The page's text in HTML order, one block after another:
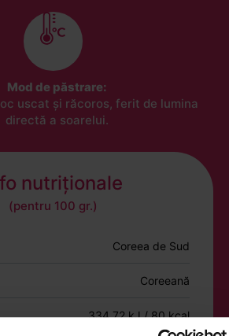
Mod de păstrare:
uscat și răcoros, ferit de lumina
directă a soarelui.
nutriționale
(pentru 100 gr.)
Coreea de Sud
Coreeană
334.72 kJ / 80 kcal